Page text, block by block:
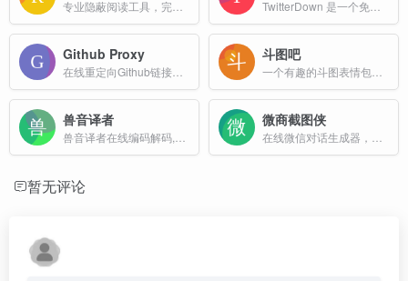
Github Proxy 斗图吧
兽音译者 微商截图侠
暂无评论